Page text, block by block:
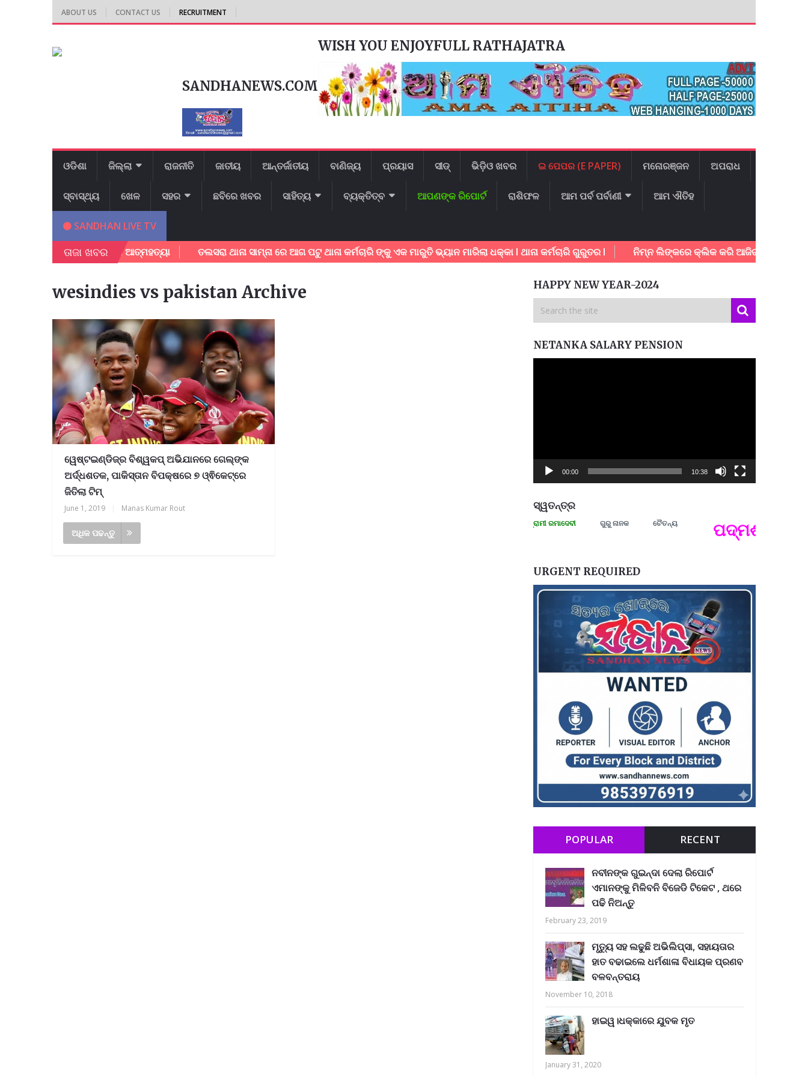
ABOUT US CONTACT US RECRUITMENT
WISH YOU ENJOYFULL RATHAJATRA
SANDHANEWS.COM
ଓଡିଶା ଜିଲ୍ଲା ରାଜନୀତି ଜାତୀୟ ଆନ୍ତର୍ଜାତୀୟ ବାଣିଜ୍ୟ ପ୍ରୟାସ ସୀଡ୍ ଭିଡ଼ିଓ ଖବର ଇ ପେପର (E PAPER) ମନୋରଞ୍ଜନ ଅପରାଧ
ସ୍ବାସ୍ଥ୍ୟ ଖେଳ ସହର ଛବିରେ ଖବର ସାହିତ୍ୟ ବ୍ୟକ୍ତିତ୍ବ ଆପଣଙ୍କ ରିପୋର୍ଟ ରାଶିଫଳ ଆମ ପର୍ବ ପର୍ବାଣୀ ଆମ ଐତିହ
SANDHAN LIVE TV
ତାଜା ଖବର
ନୀବାସରେ ଛାତ୍ରୀ ଙ୍କ ଆତ୍ମହତ୍ୟା ତଲସରା ଥାନା ସାମ୍ନା ରେ ଆଗ ପଟୁ ଥାନା କର୍ମଚାରି ଙ୍କୁ ଏକ ମାରୁତି ଭ୍ୟାନ ମାରିଲା ଧକ୍କା l ଥାନା କର୍ମଚାରି ଗୁରୁତର l ନିମ୍ନ ଲିଙ୍କରେ କ୍ଲିକ କରି ଆଜିର ଇ – ପେପର ଡାଉନ
wesindies vs pakistan Archive
ୱେଷ୍ଟଇଣ୍ଡିଜ୍‌ର ବିଶ୍ୱକପ୍‌ ଅଭିଯାନରେ ଗେଲ୍‌ଙ୍କ
ଅର୍ଦ୍ଧଶତକ, ପାକିସ୍ତାନ ବିପକ୍ଷରେ ୭ ଓ୍ଵିକେଟ୍‌ରେ
ଜିତିଲା ଟିମ୍‌
June 1, 2019 Manas Kumar Rout
ଅଧିକ ପଢନ୍ତୁ
HAPPY NEW YEAR-2024
NETANKA SALARY PENSION
00:00 10:38
ସ୍ୱତନ୍ତ୍ର
ମନେ ପଡନ୍ତି: ସ୍ୱାଧୀନତା ସଂଗ୍ରାମୀ ରମାଦେବୀ ଗୁରୁ ନାନକ ଚୈତନ୍ୟ ପଦ୍ମଶ୍ରୀ
URGENT REQUIRED
POPULAR RECENT
ନବୀନଙ୍କ ଗୁଇନ୍ଦା ଦେଲା ରିପୋର୍ଟ
ଏମାନଙ୍କୁ ମିଳିବନି ବିଜେଡି ଟିକେଟ , ଥରେ
ପଢି ନିଅନ୍ତୁ
February 23, 2019
ମୃତ୍ୟୁ ସହ ଲଢୁଛି ଅଭିଲିପ୍ସା, ସହାୟତାର
ହାତ ବଢାଇଲେ ଧର୍ମଶାଳା ବିଧାୟକ ପ୍ରଣବ
ବଳବନ୍ତରାୟ
November 10, 2018
ହାଇୱ।ଧକ୍କାରେ ଯୁବକ ମୃତ
January 31, 2020